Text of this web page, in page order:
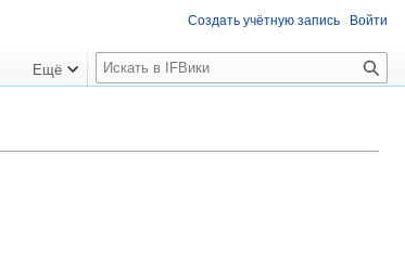
Создать учётную запись Войти
Ещё
П
о
к